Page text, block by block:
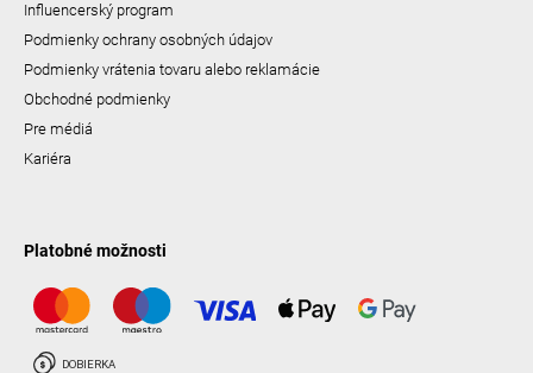
Influencerský program
Podmienky ochrany osobných údajov
Podmienky vrátenia tovaru alebo reklamácie
Obchodné podmienky
Pre médiá
Kariéra
Platobné možnosti